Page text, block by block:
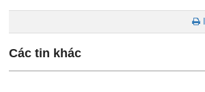
Các tin khác